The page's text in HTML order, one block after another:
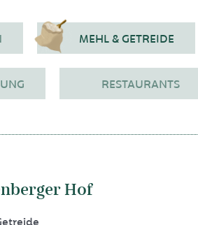
MEHL & GETREIDE
RESTAURANTS
Hof